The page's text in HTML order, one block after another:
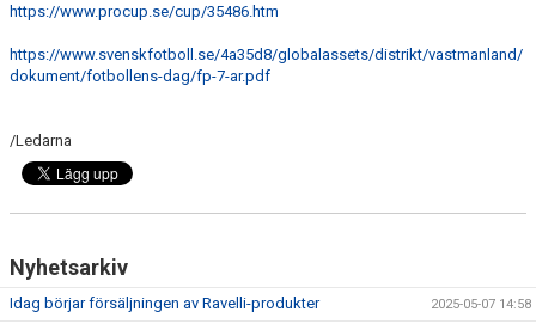
https://www.procup.se/cup/35486.htm
https://www.svenskfotboll.se/4a35d8/globalassets/distrikt/vastmanland/
dokument/fotbollens-dag/fp-7-ar.pdf
/Ledarna
Nyhetsarkiv
Idag börjar försäljningen av Ravelli-produkter 2025-05-07 14:58